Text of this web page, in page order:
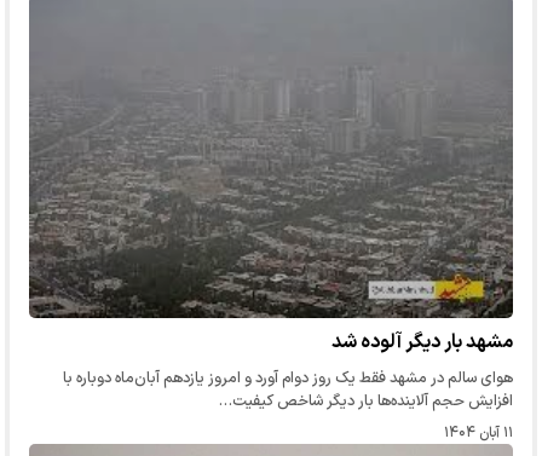
مشهد بار دیگر آلوده شد
هوای سالم در مشهد فقط یک روز دوام آورد و امروز یازدهم آبان‌ماه دوباره با
افزایش حجم آلاینده‌ها بار دیگر شاخص کیفیت…
۱۱ آبان ۱۴۰۴